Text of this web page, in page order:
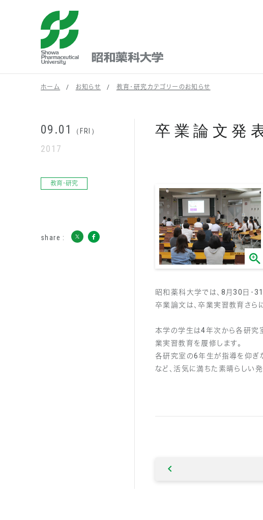
ホーム お知らせ 教育・研究カテゴリーのお知らせ
09.01 （FRI）
2017
教育・研究
share :
卒業論文発
昭和薬科大学では、8月30日・
卒業論文は、卒業実習教育さら
本学の学生は4年次から各研究
業実習教育を履修します。
各研究室の6年生が指導を仰ぎ
など、活気に満ちた素晴らしい発